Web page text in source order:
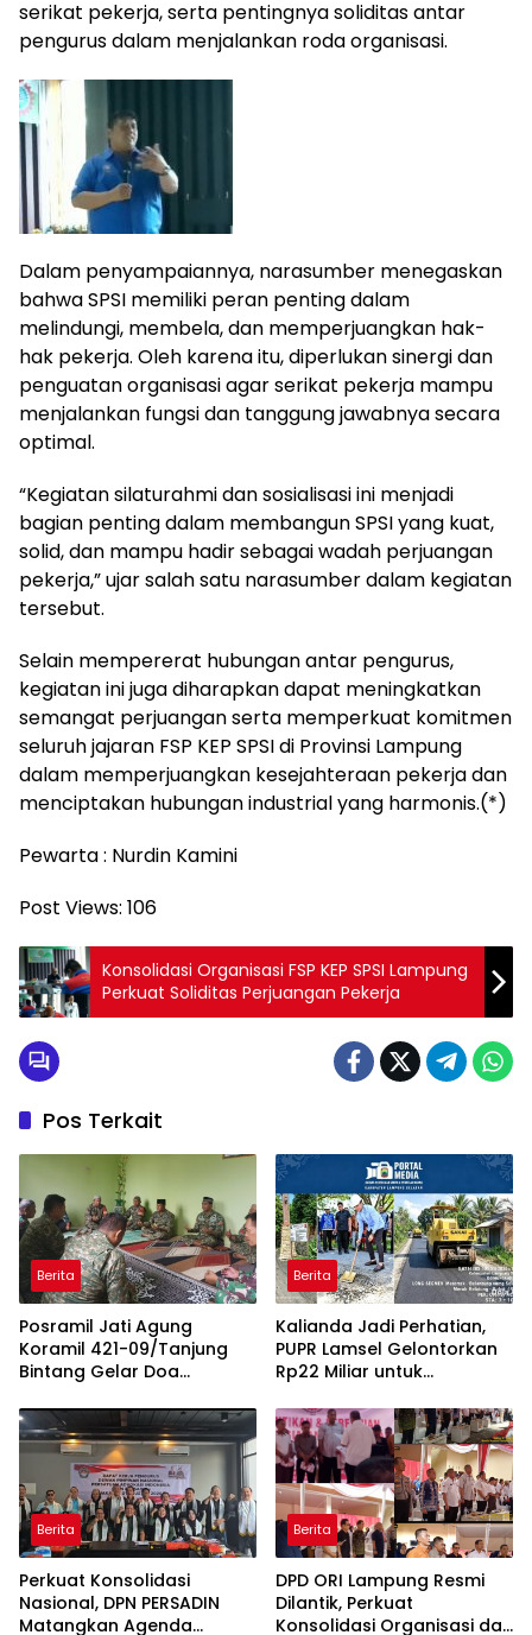
serikat pekerja, serta pentingnya soliditas antar
pengurus dalam menjalankan roda organisasi.
Dalam penyampaiannya, narasumber menegaskan
bahwa SPSI memiliki peran penting dalam
melindungi, membela, dan memperjuangkan hak-
hak pekerja. Oleh karena itu, diperlukan sinergi dan
penguatan organisasi agar serikat pekerja mampu
menjalankan fungsi dan tanggung jawabnya secara
optimal.
“Kegiatan silaturahmi dan sosialisasi ini menjadi
bagian penting dalam membangun SPSI yang kuat,
solid, dan mampu hadir sebagai wadah perjuangan
pekerja,” ujar salah satu narasumber dalam kegiatan
tersebut.
Selain mempererat hubungan antar pengurus,
kegiatan ini juga diharapkan dapat meningkatkan
semangat perjuangan serta memperkuat komitmen
seluruh jajaran FSP KEP SPSI di Provinsi Lampung
dalam memperjuangkan kesejahteraan pekerja dan
menciptakan hubungan industrial yang harmonis.(*)
Pewarta : Nurdin Kamini
Post Views: 106
Konsolidasi Organisasi FSP KEP SPSI Lampung
Perkuat Soliditas Perjuangan Pekerja
Pos Terkait
Berita
Posramil Jati Agung
Koramil 421-09/Tanjung
Bintang Gelar Doa
Kodam XXI/Radin Inten
Berita
Kalianda Jadi Perhatian,
PUPR Lamsel Gelontorkan
Rp22 Miliar untuk
Jalan di 2026
Berita
Perkuat Konsolidasi
Nasional, DPN PERSADIN
Matangkan Agenda
Berita
DPD ORI Lampung Resmi
Dilantik, Perkuat
Konsolidasi Organisasi dan